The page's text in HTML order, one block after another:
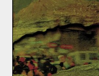
La Nouvelle
des BRICS : un
politique
19 avril 2016 0